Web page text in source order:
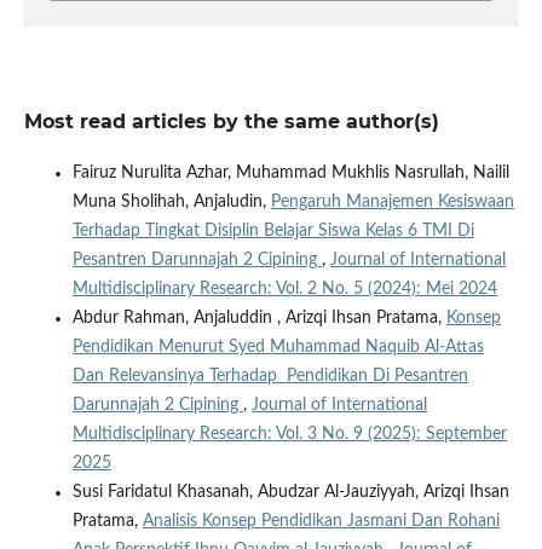
Most read articles by the same author(s)
Fairuz Nurulita Azhar, Muhammad Mukhlis Nasrullah, Nailil
Muna Sholihah, Anjaludin, Pengaruh Manajemen Kesiswaan
Terhadap Tingkat Disiplin Belajar Siswa Kelas 6 TMI Di
Pesantren Darunnajah 2 Cipining , Journal of International
Multidisciplinary Research: Vol. 2 No. 5 (2024): Mei 2024
Abdur Rahman, Anjaluddin , Arizqi Ihsan Pratama, Konsep
Pendidikan Menurut Syed Muhammad Naquib Al-Attas
Dan Relevansinya Terhadap Pendidikan Di Pesantren
Darunnajah 2 Cipining , Journal of International
Multidisciplinary Research: Vol. 3 No. 9 (2025): September
2025
Susi Faridatul Khasanah, Abudzar Al-Jauziyyah, Arizqi Ihsan
Pratama, Analisis Konsep Pendidikan Jasmani Dan Rohani